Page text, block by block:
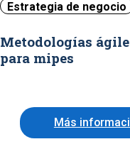
Estrategia de negocio
Metodologías
para mipes
Más